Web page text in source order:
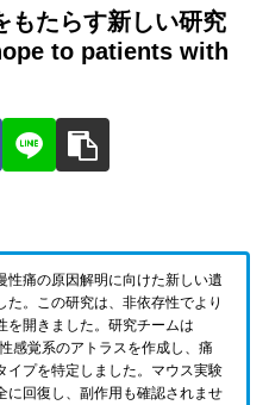
もたらす新しい研究
to patients with
性痛の原因解明に向けた新しい遺
。この研究は、非依存性でより
を開きました。研究チームは
感覚系のアトラスを作成し、痛
イプを特定しました。マウス実験
に回復し、副作用も確認されませ